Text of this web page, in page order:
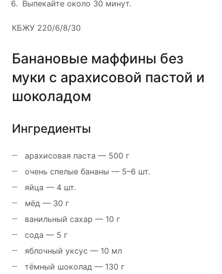
Выпекайте около 30 минут.
КБЖУ 220/6/8/30
Банановые маффины без
муки с арахисовой пастой и
шоколадом
Ингредиенты
арахисовая паста — 500 г
очень спелые бананы — 5–6 шт.
яйца — 4 шт.
мёд — 30 г
ванильный сахар — 10 г
сода — 5 г
яблочный уксус — 10 мл
тёмный шоколад — 130 г